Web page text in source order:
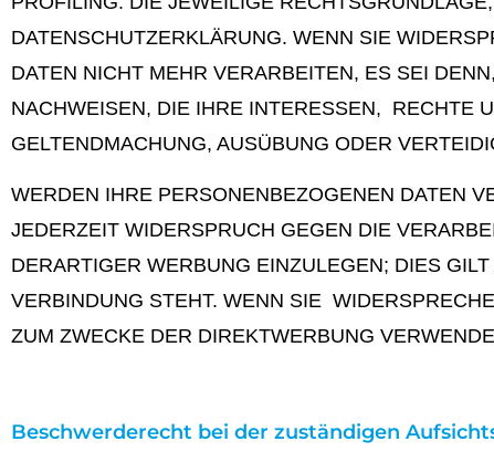
DATENSCHUTZERKLÄRUNG. WENN SIE
DATEN NICHT MEHR VERARBEITEN, ES SEI
NACHWEISEN, DIE IHRE INTERESSEN, RECHTE
GELTENDMACHUNG, AUSÜBUNG ODER
WERDEN IHRE PERSONENBEZOGENEN DATEN
JEDERZEIT WIDERSPRUCH GEGEN DIE
DERARTIGER WERBUNG EINZULEGEN; DIES
VERBINDUNG STEHT. WENN SIE
ZUM ZWECKE DER DIREKTWERBUNG
Beschwerderecht bei der zuständigen